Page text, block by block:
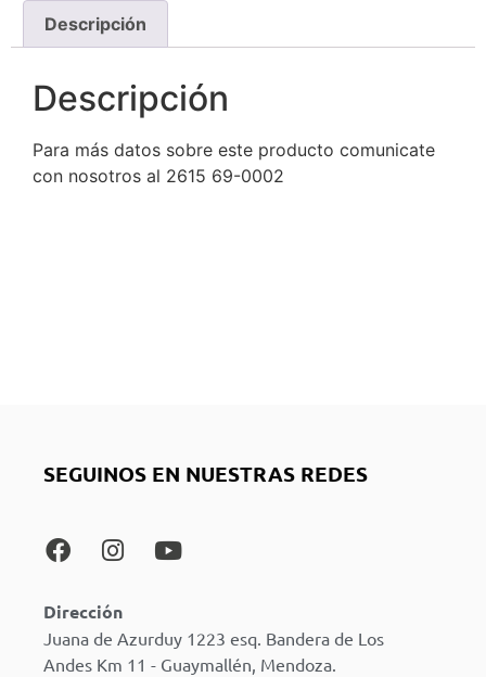
Descripción
Descripción
Para más datos sobre este producto comunicate
con nosotros al 2615 69-0002
SEGUINOS EN NUESTRAS REDES
Dirección
Juana de Azurduy 1223 esq. Bandera de Los
Andes Km 11 - Guaymallén, Mendoza.